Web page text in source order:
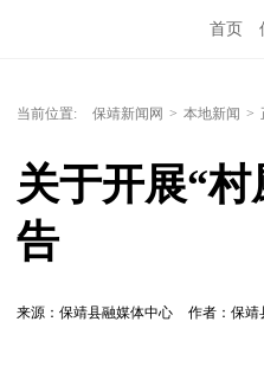
首页
当前位置: 保靖新闻网 > 本地新闻 >
关于开展“
告
来源：保靖县融媒体中心 作者：保靖